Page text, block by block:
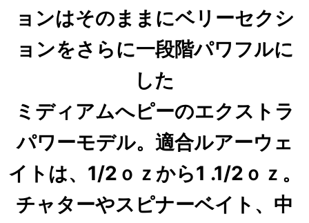
ョンはそのままにベリーセクシ
ョンをさらに一段階パワフルに
した
ミディアムへピーのエクストラ
パワーモデル。適合ルアーウェ
イトは、1/2ｏｚから1 .1/2ｏ ｚ。
チャターやスピナーベイト、中